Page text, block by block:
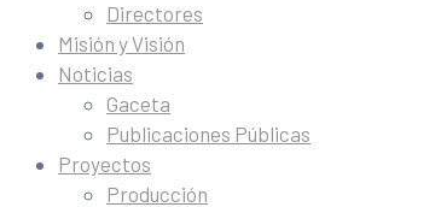
Directores
Misión y Visión
Noticias
Gaceta
Publicaciones Públicas
Proyectos
Producción